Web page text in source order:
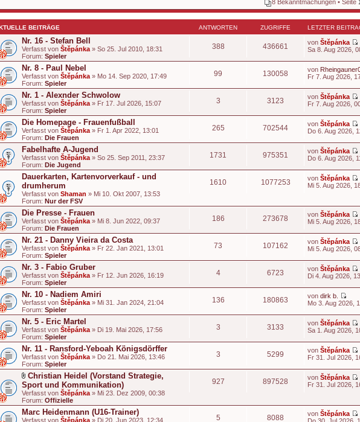
t
r
t
r
8 Bekanntmachungen • Seite
BEITRÄGE ANTWORTEN ZUGRIFFE LETZTER
Nr. 16 - Stefan Bell
Verfasst von Štěpánka » So 25. Jul 2010, 18:31
Forum: Spieler
388 436661 von Štěpánka
t
r
Sa 8. Aug 2026,
Nr. 8 - Paul Nebel
Verfasst von Štěpánka » Mo 14. Sep 2020, 17:49
Forum: Spieler
99 130058 von
Fr 7. Aug 2026,
Nr. 1 - Alexnder Schwolow
Verfasst von Štěpánka » Fr 17. Jul 2026, 15:07
Forum: Spieler
3 3123 von Štěpánka
t
r
Fr 7. Aug 2026,
Die Homepage - Frauenfußball
Verfasst von Štěpánka » Fr 1. Apr 2022, 13:01
Forum: Die Frauen
265 702544 von Štěpánka
Do 6. Aug 2026,
Fabelhafte A-Jugend
Verfasst von Štěpánka » So 25. Sep 2011, 23:37
Forum: Die Jugend
1731 975351 von Štěpánka
r
Do 6. Aug 2026,
Dauerkarten, Kartenvorverkauf - und
drumherum
Verfasst von Shaman » Mi 10. Okt 2007, 13:53
Forum: Nur der FSV
1610 1077253 von Štěpánka
t
r
Mi 5. Aug 2026,
Die Presse - Frauen
Verfasst von Štěpánka » Mi 8. Jun 2022, 09:37
Forum: Die Frauen
186 273678 von Štěpánka
t
r
Mi 5. Aug 2026,
Nr. 21 - Danny Vieira da Costa
Verfasst von Štěpánka » Fr 22. Jan 2021, 13:01
Forum: Spieler
73 107162 von Štěpánka
t
r
Mi 5. Aug 2026,
Nr. 3 - Fabio Gruber
Verfasst von Štěpánka » Fr 12. Jun 2026, 16:19
Forum: Spieler
4 6723 von Štěpánka
t
r
Di 4. Aug 2026,
Nr. 10 - Nadiem Amiri
Verfasst von Štěpánka » Mi 31. Jan 2024, 21:04
Forum: Spieler
136 180863 von dirk b.
N
u
e
s
r
B
t
r
Mo 3. Aug 2026,
Nr. 5 - Eric Martel
Verfasst von Štěpánka » Di 19. Mai 2026, 17:56
Forum: Spieler
3 3133 von Štěpánka
Sa 1. Aug 2026,
Nr. 11 - Ransford-Yeboah Königsdörffer
Verfasst von Štěpánka » Do 21. Mai 2026, 13:46
Forum: Spieler
3 5299 von Štěpánka
r
Fr 31. Jul 2026,
D
a
t
e
i
a
Christian Heidel (Vorstand Strategie,
Sport und Kommunikation)
Verfasst von Štěpánka » Mi 23. Dez 2009, 00:38
Forum: Offizielle
927 897528 von Štěpánka
t
Fr 31. Jul 2026,
Marc Heidenmann (U16-Trainer)
Verfasst von Štěpánka » Di 20. Jun 2023, 12:34
5 8088 von Štěpánka